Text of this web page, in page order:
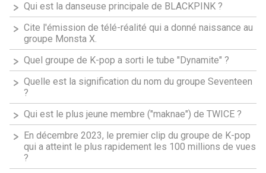
Qui est la danseuse principale de BLACKPINK ?
Cite l'émission de télé-réalité qui a donné naissance au
groupe Monsta X.
Quel groupe de K-pop a sorti le tube "Dynamite" ?
Quelle est la signification du nom du groupe Seventeen
?
Qui est le plus jeune membre ("maknae") de TWICE ?
En décembre 2023, le premier clip du groupe de K-pop
qui a atteint le plus rapidement les 100 millions de vues
?